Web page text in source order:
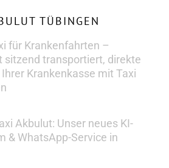
TÜBINGEN
für Krankenfahrten –
sitzend transportiert, direkte
Krankenkasse mit Taxi
Akbulut: Unser neues KI-
& WhatsApp-Service in